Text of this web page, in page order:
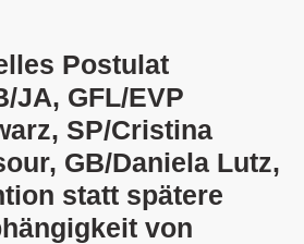
Postulat
JA, GFL/EVP
SP/Cristina
GB/Daniela Lutz,
statt spätere
von